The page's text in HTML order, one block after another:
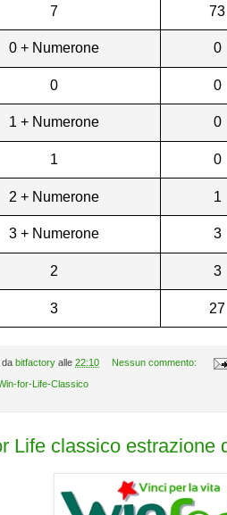
7 73
0 + Numerone 0
0 0
1 + Numerone 0
1 0
2 + Numerone 1
3 + Numerone 3
2 3
3 27
da bitfactory alle 22:10 Nessun commento:
for-Life-Classico
Life classico estrazione